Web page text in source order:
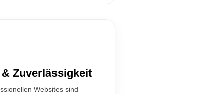
Zuverlässigkeit
Websites sind